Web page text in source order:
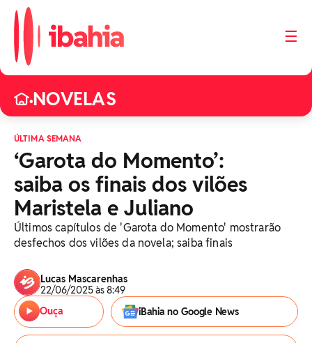
☰
•NOVELAS
ÚLTIMA SEMANA
‘Garota do Momento’:
saiba os finais dos vilões
Maristela e Juliano
Últimos capítulos de 'Garota do Momento' mostrarão
desfechos dos vilões da novela; saiba finais
Lucas Mascarenhas
22/06/2025 às 8:49
Ouça
iBahia no Google News